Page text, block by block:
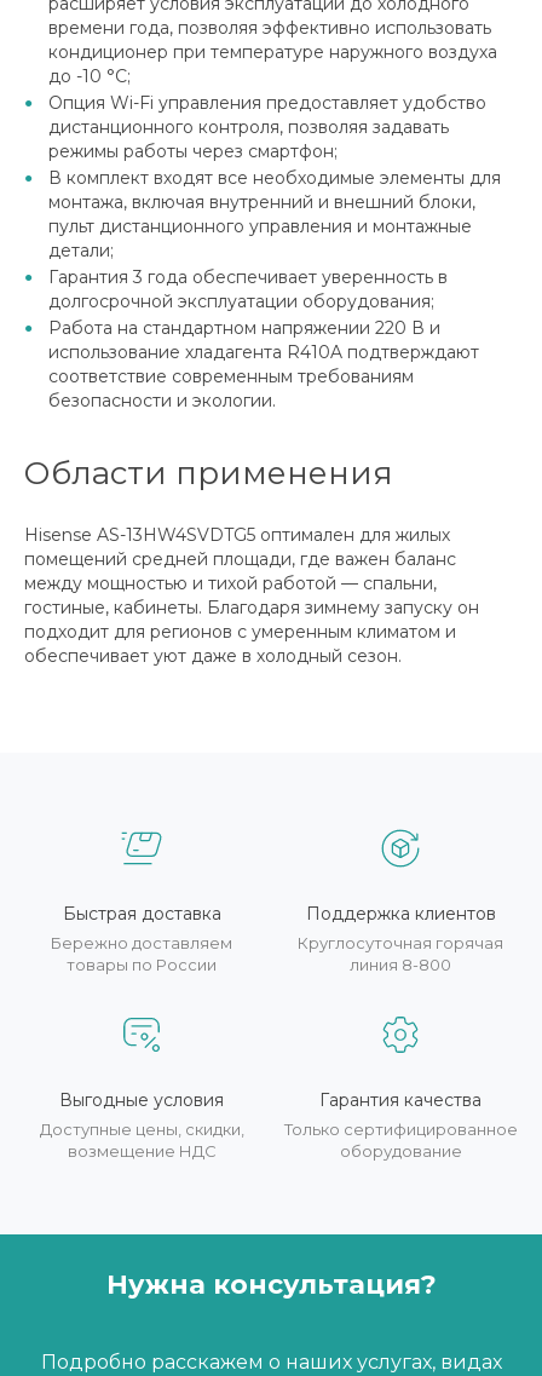
времени года, позволяя эффективно использовать
кондиционер при температуре наружного воздуха
до -10 °C;
Опция Wi-Fi управления предоставляет удобство
дистанционного контроля, позволяя задавать
режимы работы через смартфон;
В комплект входят все необходимые элементы для
монтажа, включая внутренний и внешний блоки,
пульт дистанционного управления и монтажные
детали;
Гарантия 3 года обеспечивает уверенность в
долгосрочной эксплуатации оборудования;
Работа на стандартном напряжении 220 В и
использование хладагента R410A подтверждают
соответствие современным требованиям
безопасности и экологии.
Области применения
Hisense AS-13HW4SVDTG5 оптимален для жилых
помещений средней площади, где важен баланс
между мощностью и тихой работой — спальни,
гостиные, кабинеты. Благодаря зимнему запуску он
подходит для регионов с умеренным климатом и
обеспечивает уют даже в холодный сезон.
Быстрая доставка
Бережно доставляем
товары по России
Поддержка клиентов
Круглосуточная горячая
линия 8-800
Выгодные условия
Доступные цены, скидки,
возмещение НДС
Гарантия качества
Только сертифицированное
оборудование
Нужна консультация?
Подробно расскажем о наших услугах, видах